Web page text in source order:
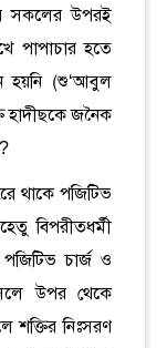
সকলের উপরই
পাপাচার হতে
হয়নি (শু‘আবুল
হাদীছকে জনৈক
থাকে পজিটিভ
বিপরীতধর্মী
চার্জ ও
উপর থেকে
শক্তির নিঃসরণ